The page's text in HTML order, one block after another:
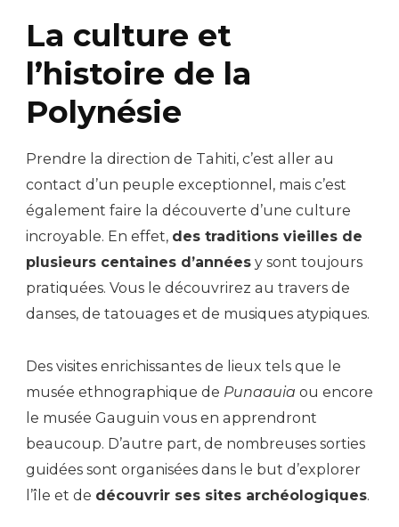
La culture et
l’histoire de la
Polynésie
Prendre la direction de Tahiti, c’est aller au
contact d’un peuple exceptionnel, mais c’est
également faire la découverte d’une culture
incroyable. En effet, des traditions vieilles de
plusieurs centaines d’années y sont toujours
pratiquées. Vous le découvrirez au travers de
danses, de tatouages et de musiques atypiques.
Des visites enrichissantes de lieux tels que le
musée ethnographique de Punaauia ou encore
le musée Gauguin vous en apprendront
beaucoup. D’autre part, de nombreuses sorties
guidées sont organisées dans le but d’explorer
l’île et de découvrir ses sites archéologiques.